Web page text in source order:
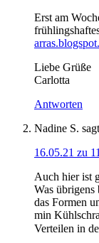
Erst am
Liebe Grüße
Carlotta
Antworten
Nadine S. sagt
16.05.21 zu
Auch hier ist
Was übrigens
das Formen
min
Verteilen in